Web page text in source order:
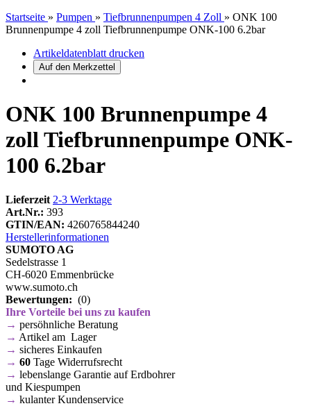
Startseite » Pumpen » Tiefbrunnenpumpen 4 Zoll » ONK 100
Brunnenpumpe 4 zoll Tiefbrunnenpumpe ONK-100 6.2bar
Artikeldatenblatt drucken
ONK 100 Brunnenpumpe 4
zoll Tiefbrunnenpumpe ONK-
100 6.2bar
Lieferzeit 2-3 Werktage
Art.Nr.: 393
GTIN/EAN: 4260765844240
Herstellerinformationen
SUMOTO AG
Sedelstrasse 1
CH-6020 Emmenbrücke
www.sumoto.ch
Bewertungen: (0)
Ihre Vorteile bei uns zu kaufen
→ persöhnliche Beratung
→ Artikel am Lager
→ sicheres Einkaufen
→ 60 Tage Widerrufsrecht
→ lebenslange Garantie auf Erdbohrer
und Kiespumpen
→ kulanter Kundenservice